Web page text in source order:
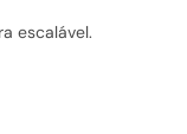
escalável.